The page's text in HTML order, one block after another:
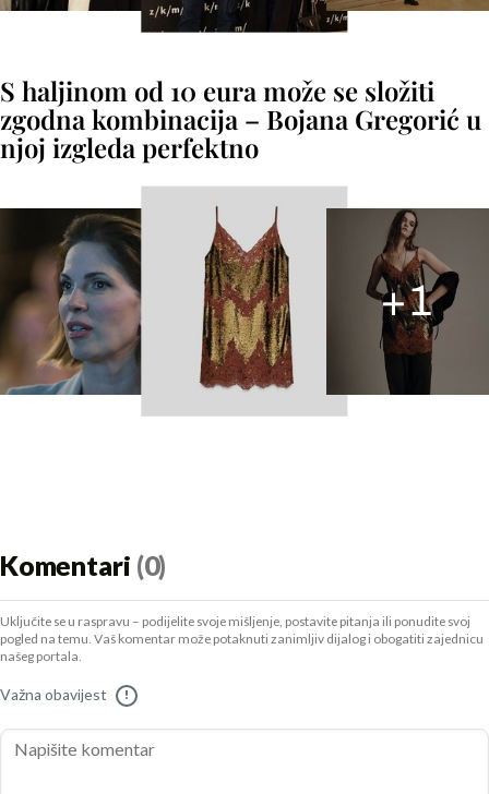
S haljinom od 10 eura može se složiti
zgodna kombinacija – Bojana Gregorić u
njoj izgleda perfektno
+1
Komentari (0)
Uključite se u raspravu – podijelite svoje mišljenje, postavite pitanja ili ponudite svoj
pogled na temu. Vaš komentar može potaknuti zanimljiv dijalog i obogatiti zajednicu
našeg portala.
Važna obavijest !